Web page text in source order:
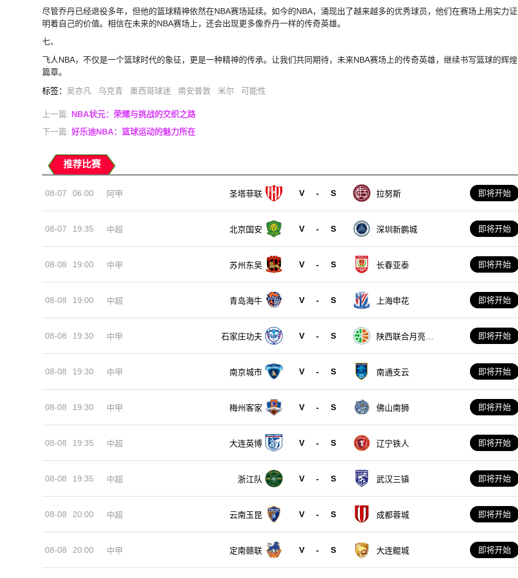
尽管乔丹已经退役多年，但他的篮球精神依然在NBA赛场延续。如今的NBA，涌现出了越来越多的优秀球员，他们在赛场上用实力证
明着自己的价值。相信在未来的NBA赛场上，还会出现更多像乔丹一样的传奇英雄。
七、
飞人NBA，不仅是一个篮球时代的象征，更是一种精神的传承。让我们共同期待，未来NBA赛场上的传奇英雄，继续书写篮球的辉煌
篇章。
标签： 吴亦凡 乌克青 墨西哥球迷 南安普敦 米尔 可能性
上一篇: NBA状元：荣耀与挑战的交织之路
下一篇: 好乐迪NBA：篮球运动的魅力所在
推荐比赛
08-07 06:00 阿甲 圣塔菲联 V - S 拉努斯 即将开始
08-07 19:35 中超 北京国安 V - S 深圳新鹏城 即将开始
08-08 19:00 中甲 苏州东吴 V - S 长春亚泰 即将开始
08-08 19:00 中超 青岛海牛 V - S 上海申花 即将开始
08-08 19:30 中甲 石家庄功夫 V - S
陕西联合月亮泊
即将开始
08-08 19:30 中甲 南京城市 V - S 南通支云 即将开始
08-08 19:30 中甲 梅州客家 V - S 佛山南狮 即将开始
08-08 19:35 中超 大连英博 V - S 辽宁铁人 即将开始
08-08 19:35 中超 浙江队 V - S 武汉三镇 即将开始
08-08 20:00 中超 云南玉昆 V - S 成都蓉城 即将开始
08-08 20:00 中甲 定南赣联 V - S 大连鲲城 即将开始